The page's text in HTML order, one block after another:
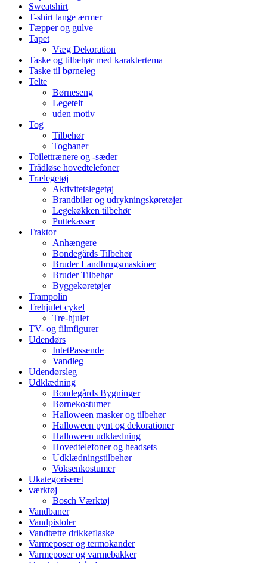
Sweatshirt
T-shirt lange ærmer
Tæpper og gulve
Tapet
Væg Dekoration
Taske og tilbehør med karaktertema
Taske til børneleg
Telte
Børneseng
Legetelt
uden motiv
Tog
Tilbehør
Togbaner
Toilettrænere og -sæder
Trådløse hovedtelefoner
Trælegetøj
Aktivitetslegetøj
Brandbiler og udrykningskøretøjer
Legekøkken tilbehør
Puttekasser
Traktor
Anhængere
Bondegårds Tilbehør
Bruder Landbrugsmaskiner
Bruder Tilbehør
Byggekøretøjer
Trampolin
Trehjulet cykel
Tre-hjulet
TV- og filmfigurer
Udendørs
IntetPassende
Vandleg
Udendørsleg
Udklædning
Bondegårds Bygninger
Børnekostumer
Halloween masker og tilbehør
Halloween pynt og dekorationer
Halloween udklædning
Hovedtelefoner og headsets
Udklædningstilbehør
Voksenkostumer
Ukategoriseret
værktøj
Bosch Værktøj
Vandbaner
Vandpistoler
Vandtætte drikkeflaske
Varmeposer og termokander
Varmeposer og varmebakker